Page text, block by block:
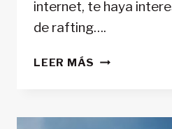
internet, te haya
de rafting….
LEER MÁS LOS